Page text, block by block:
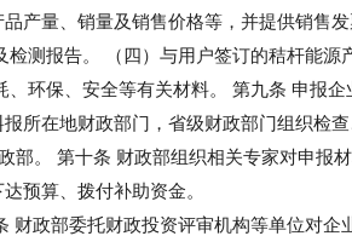
产量、销量及销售价格等，并提供销售
测报告。 （四）与用户签订的秸杆能源
、环保、安全等有关材料。 第九条 申报企
所在地财政部门，省级财政部门组织检
部。 第十条 财政部组织相关专家对申报
预算、拨付补助资金。
财政部委托财政投资评审机构等单位对企